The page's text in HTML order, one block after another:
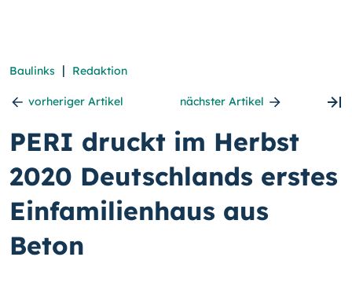
Baulinks | Redaktion
vorheriger Artikel nächster Artikel
PERI druckt im Herbst
2020 Deutschlands erstes
Einfamilienhaus aus
Beton